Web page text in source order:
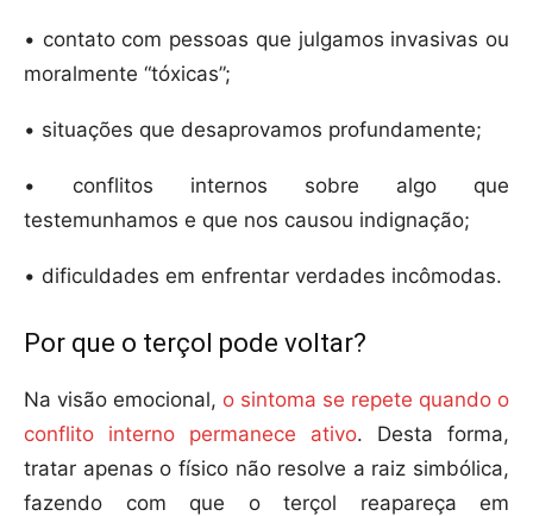
• contato com pessoas que julgamos invasivas ou
moralmente “tóxicas”;
• situações que desaprovamos profundamente;
• conflitos internos sobre algo que
testemunhamos e que nos causou indignação;
• dificuldades em enfrentar verdades incômodas.
Por que o terçol pode voltar?
Na visão emocional, o sintoma se repete quando o
conflito interno permanece ativo. Desta forma,
tratar apenas o físico não resolve a raiz simbólica,
fazendo com que o terçol reapareça em